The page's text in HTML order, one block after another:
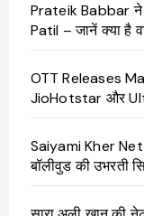
Prateik Babbar ने
Patil – जानें क्या है
OTT Releases
JioHotstar और
Saiyami Kher
बॉलीवुड की उभरती